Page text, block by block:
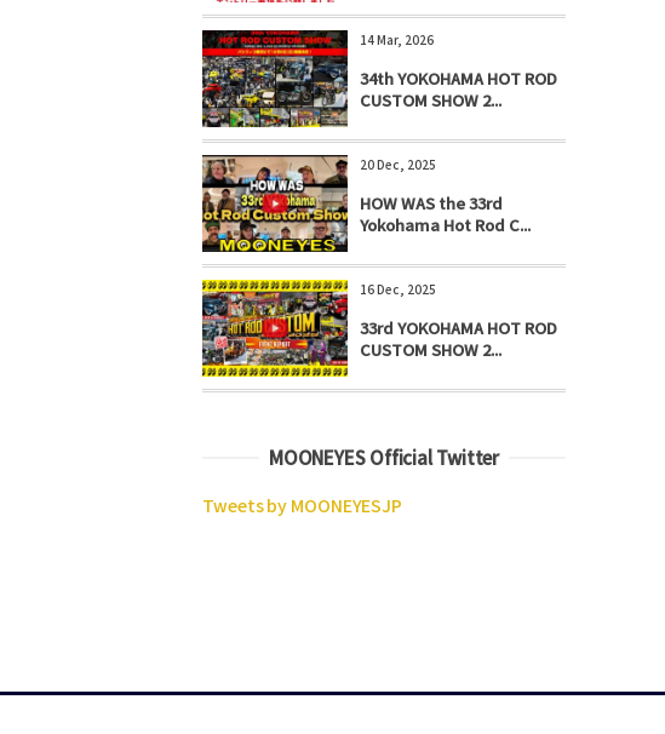
14 Mar, 2026
34th YOKOHAMA HOT ROD
CUSTOM SHOW 2...
20 Dec, 2025
HOW WAS the 33rd
Yokohama Hot Rod C...
16 Dec, 2025
33rd YOKOHAMA HOT ROD
CUSTOM SHOW 2...
MOONEYES Official Twitter
Tweets by MOONEYESJP